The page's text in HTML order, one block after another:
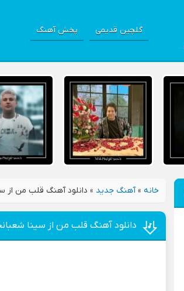
گلچین قدیمی پخش آهنگ
خانه »آهنگ جدید » دانلود آهنگ قلب من از
دانلود آهنگ قلب من از سینا